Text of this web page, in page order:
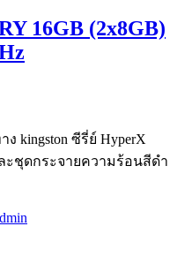
16GB (2x8GB)
kingston ซีรี่ย์ HyperX
ะชุดกระจายความร้อนสีดำ